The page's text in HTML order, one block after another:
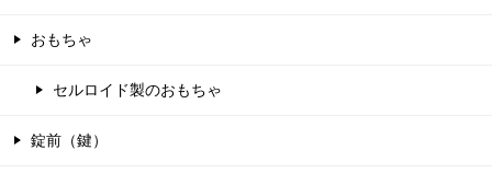
おもちゃ
セルロイド製のおもちゃ
錠前（鍵）